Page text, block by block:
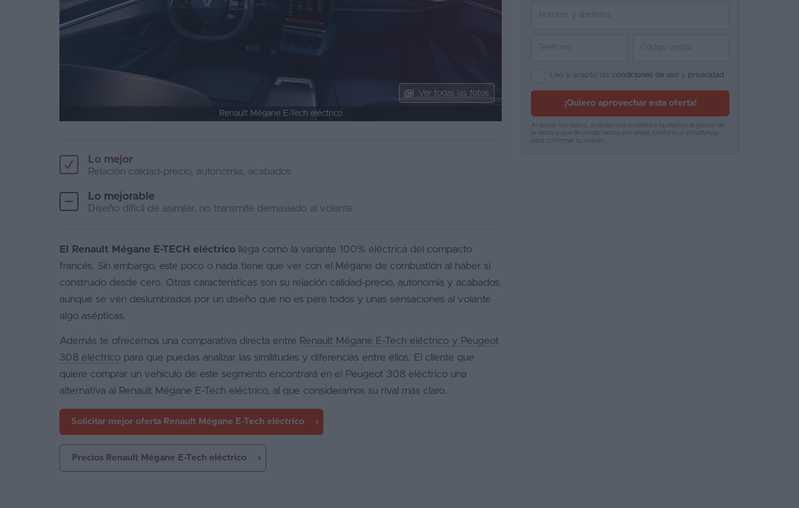
Ver todas las fotos
Renault Mégane E-Tech eléctrico
Leo y acepto las condiciones de uso y privacidad
¡Quiero aprovechar esta oferta!
Al enviar tus datos, aceptas que podamos facilitarlos al gestor de
la venta y que te contactemos por email, teléfono o WhatsApp
para confirmar tu interés.
Lo mejor
Relación calidad-precio, autonomía, acabados
Lo mejorable
Diseño difícil de asimilar, no transmite demasiado al volante
El Renault Mégane E-TECH eléctrico llega como la variante 100% eléctrica del compacto
francés. Sin embargo, este poco o nada tiene que ver con el Mégane de combustión al haber si
construido desde cero. Otras características son su relación calidad-precio, autonomía y acabados,
aunque se ven deslumbrados por un diseño que no es para todos y unas sensaciones al volante
algo asépticas.
Además te ofrecemos una comparativa directa entre Renault Mégane E-Tech eléctrico y Peugeot
308 eléctrico para que puedas analizar las similitudes y diferencias entre ellos. El cliente que
quiere comprar un vehículo de este segmento encontrará en el Peugeot 308 eléctrico una
alternativa al Renault Mégane E-Tech eléctrico, al que consideramos su rival más claro.
Solicitar mejor oferta Renault Mégane E-Tech eléctrico
Precios Renault Mégane E-Tech eléctrico